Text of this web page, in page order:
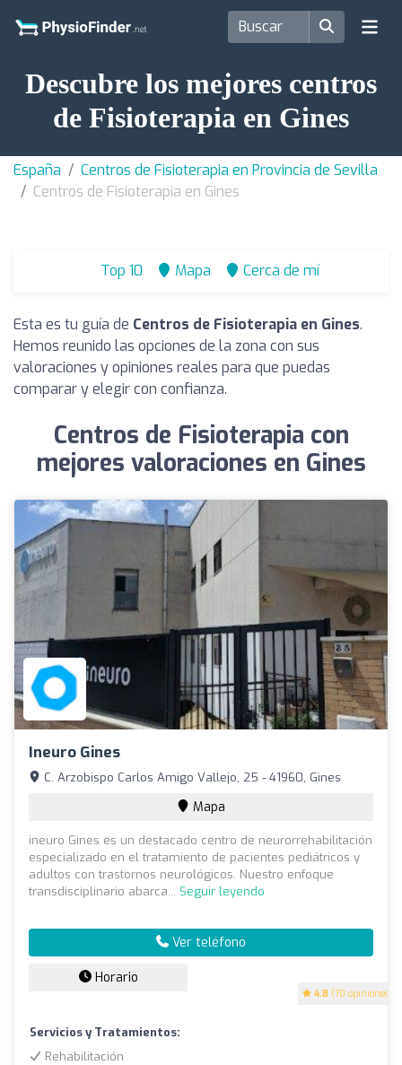
Descubre los mejores centros
de Fisioterapia en Gines
España
Centros de Fisioterapia en Provincia de Sevilla
Centros de Fisioterapia en Gines
Top 10 Mapa Cerca de mí
Esta es tu guía de Centros de Fisioterapia en Gines.
Hemos reunido las opciones de la zona con sus
valoraciones y opiniones reales para que puedas
comparar y elegir con confianza.
Centros de Fisioterapia con
mejores valoraciones en Gines
Ineuro Gines
4.8 (70 opiniones)
C. Arzobispo Carlos Amigo Vallejo, 25 - 41960, Gines
Mapa
ineuro Gines es un destacado centro de neurorrehabilitación
especializado en el tratamiento de pacientes pediátricos y
adultos con trastornos neurológicos. Nuestro enfoque
transdisciplinario abarca... Seguir leyendo
Ver teléfono
Horario
Servicios y Tratamientos:
Rehabilitación